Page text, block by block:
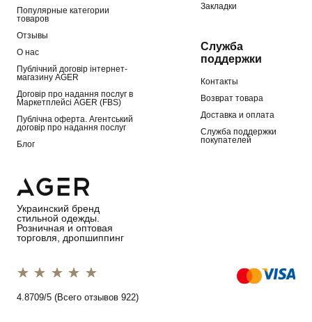
Популярные категории
товаров
Отзывы
О нас
Публічний договір інтернет-
магазину AGER
Договір про надання послуг в
Маркетплейсі AGER (FBS)
Публічна оферта. Агентський
договір про надання послуг
Блог
Закладки
Служба
поддержки
Контакты
Возврат товара
Доставка и оплата
Служба поддержки
покупателей
Украинский бренд
стильной одежды.
Розничная и оптовая
торговля, дропшиппинг
1 star
2 stars
3 stars
4 stars
5 stars
4.8709/5 (Всего отзывов 922)